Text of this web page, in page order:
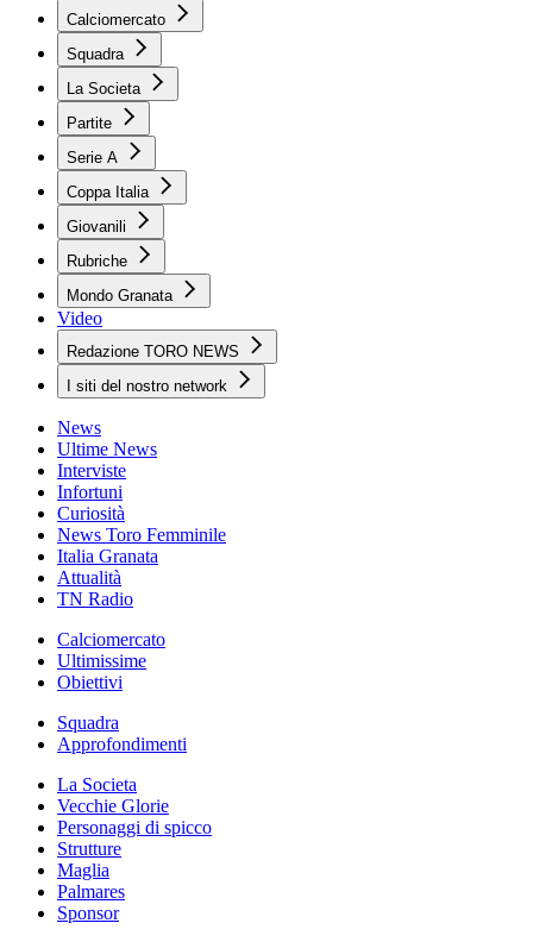
Calciomercato
Squadra
La Societa
Partite
Serie A
Coppa Italia
Giovanili
Rubriche
Mondo Granata
Video
Redazione TORO NEWS
I siti del nostro network
News
Ultime News
Interviste
Infortuni
Curiosità
News Toro Femminile
Italia Granata
Attualità
TN Radio
Calciomercato
Ultimissime
Obiettivi
Squadra
Approfondimenti
La Societa
Vecchie Glorie
Personaggi di spicco
Strutture
Maglia
Palmares
Sponsor